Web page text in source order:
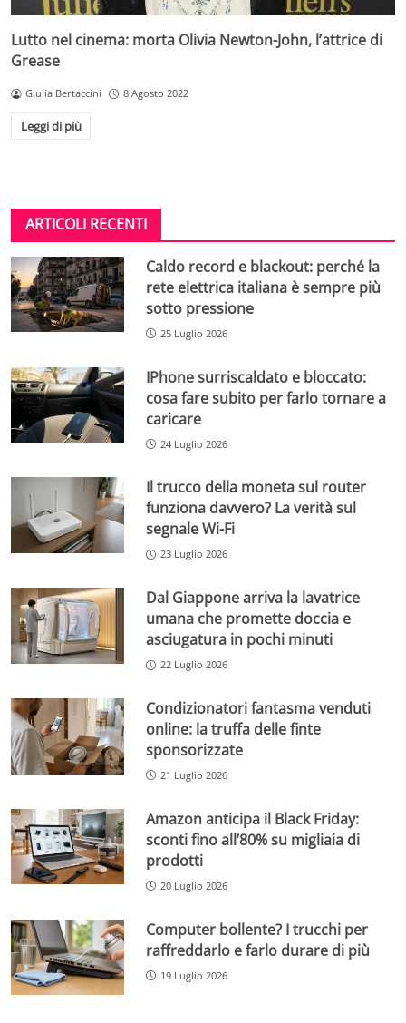
Lutto nel cinema: morta Olivia Newton-John, l’attrice di
Grease
Giulia Bertaccini 8 Agosto 2022
Leggi di più
ARTICOLI RECENTI
Caldo record e blackout: perché la
rete elettrica italiana è sempre più
sotto pressione
25 Luglio 2026
IPhone surriscaldato e bloccato:
cosa fare subito per farlo tornare a
caricare
24 Luglio 2026
Il trucco della moneta sul router
funziona davvero? La verità sul
segnale Wi-Fi
23 Luglio 2026
Dal Giappone arriva la lavatrice
umana che promette doccia e
asciugatura in pochi minuti
22 Luglio 2026
Condizionatori fantasma venduti
online: la truffa delle finte
sponsorizzate
21 Luglio 2026
Amazon anticipa il Black Friday:
sconti fino all’80% su migliaia di
prodotti
20 Luglio 2026
Computer bollente? I trucchi per
raffreddarlo e farlo durare di più
19 Luglio 2026